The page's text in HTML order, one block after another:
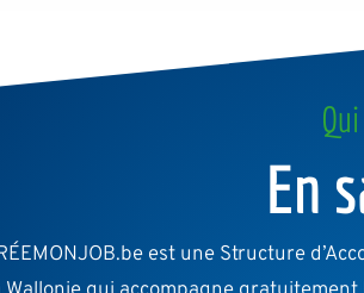
En
est une Structure